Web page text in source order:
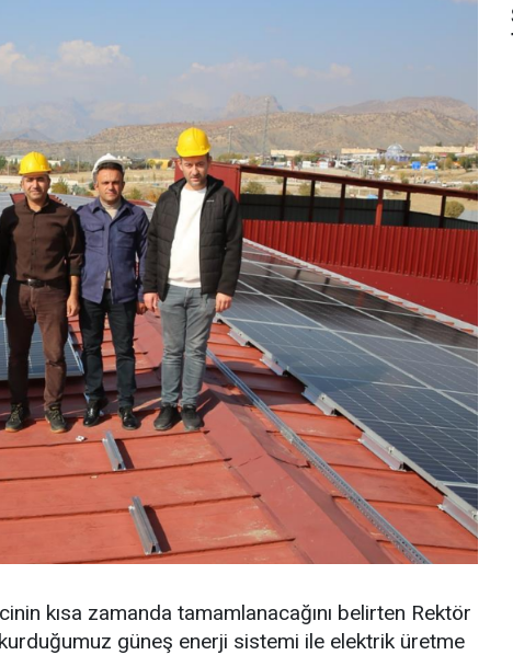
kısa zamanda tamamlanacağını belirten Rektör
güneş enerji sistemi ile elektrik üretme